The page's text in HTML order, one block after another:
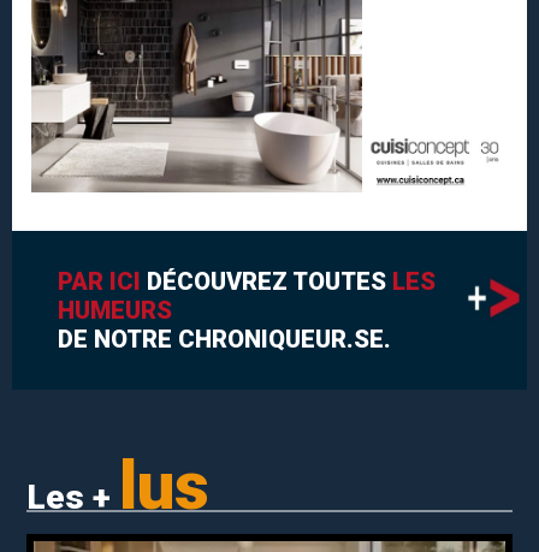
PAR ICI DÉCOUVREZ TOUTES LES
HUMEURS
DE NOTRE CHRONIQUEUR.SE.
Les + lus